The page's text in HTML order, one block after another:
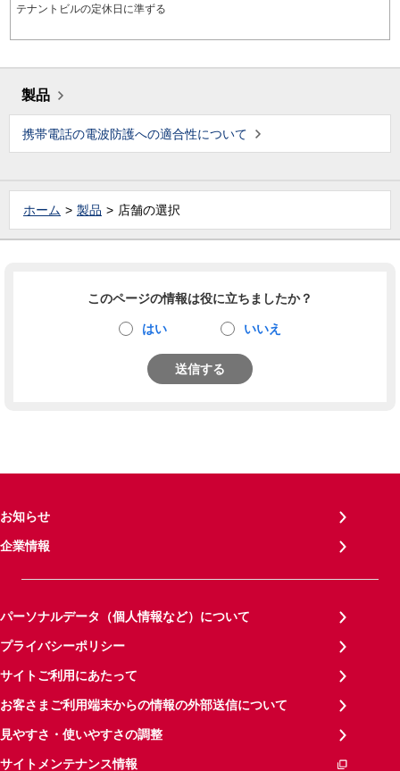
テナントビルの定休日に準ずる
製品
携帯電話の電波防護への適合性について
ホーム 製品 店舗の選択
このページの情報は役に立ちましたか？
はい いいえ
送信する
お知らせ
企業情報
パーソナルデータ（個人情報など）について
プライバシーポリシー
サイトご利用にあたって
お客さまご利用端末からの情報の外部送信について
見やすさ・使いやすさの調整
サイトメンテナンス情報